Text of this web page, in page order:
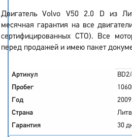
Двигатель Volvo V50 2.0 D из
месячная гарантия на все
сертифицированных СТО). Все
перед продажей и имею пакет
Артикул
Пробег
Год
2009
Страна
Гарантия
30